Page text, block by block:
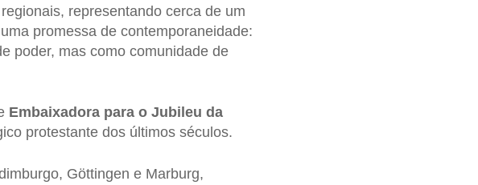
representando cerca de um
promessa de contemporaneidade:
poder, mas como comunidade de
Embaixadora para o Jubileu da
protestante dos últimos séculos.
Göttingen e Marburg,